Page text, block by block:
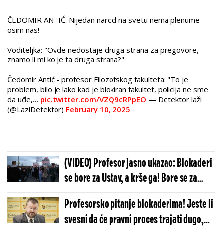
ČEDOMIR ANTIĆ: Nijedan narod na svetu nema plenume
osim nas!
Voditeljka: "Ovde nedostaje druga strana za pregovore,
znamo li mi ko je ta druga strana?"
Čedomir Antić - profesor Filozofskog fakulteta: "To je
problem, bilo je lako kad je blokiran fakultet, policija ne sme
da uđe,… pic.twitter.com/VZQ9cRPpEO — Detektor laži
(@LaziDetektor) February 10, 2025
(VIDEO) Profesor jasno ukazao: Blokaderi
se bore za Ustav, a krše ga! Bore se za
demokratiju, a zaobilaze njene procedure!
Profesorsko pitanje blokaderima! Jeste li
svesni da će pravni proces trajati dugo,